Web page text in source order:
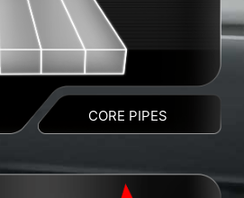
CORE PIPES